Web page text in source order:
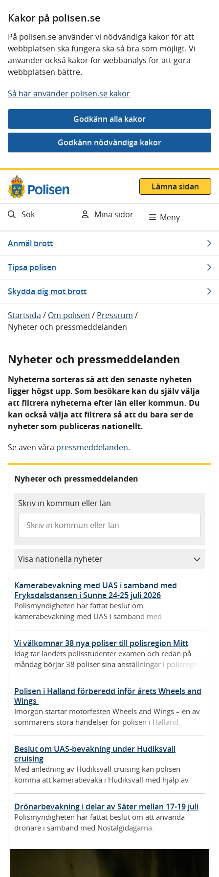
Kakor på polisen.se
På polisen.se använder vi nödvändiga kakor för att
webbplatsen ska fungera ska så bra som möjligt. Vi
använder också kakor för webbanalys för att göra
webbplatsen bättre.
Så här använder polisen.se kakor
Gå direkt till innehåll
Lämna sidan
Sök Mina sidor Meny
Anmäl brott
Tipsa polisen
Skydda dig mot brott
Startsida / Om polisen / Pressrum /
Nyheter och pressmeddelanden
Nyheter och pressmeddelanden
Nyheterna sorteras så att den senaste nyheten
ligger högst upp. Som besökare kan du själv välja
att filtrera nyheterna efter län eller kommun. Du
kan också välja att filtrera så att du bara ser de
nyheter som publiceras nationellt.
Se även våra pressmeddelanden.
Nyheter och pressmeddelanden
Skriv in kommun eller län
Visa nationella nyheter
Kamerabevakning med UAS i samband med
Fryksdalsdansen i Sunne 24-25 juli 2026
Polismyndigheten har fattat beslut om
kamerabevakning med UAS i samband med
Vi välkomnar 38 nya poliser till polisregion Mitt
Idag tar landets polisstudenter examen och redan på
måndag börjar 38 poliser sina anställningar i polisregion
Polisen i Halland förberedd inför årets Wheels and
Wings
Imorgon startar motorfesten Wheels and Wings – en av
sommarens stora händelser för polisen i Halland.
fokus är framför allt att minska ordningsstörningar och
förebygga brott.
Beslut om UAS-bevakning under Hudiksvall
cruising
Med anledning av Hudiksvall cruising kan polisen
komma att kamerabevaka i Hudiksvall med hjälp av
Drönarbevakning i delar av Säter mellan 17-19 juli
Polismyndigheten har fattat beslut om att använda
drönare i samband med Nostalgidagarna.